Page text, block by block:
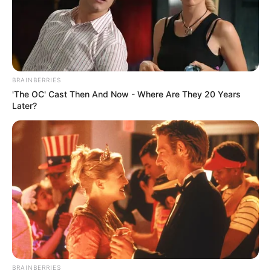
BRAINBERRIES
'The OC' Cast Then And Now - Where Are They 20 Years
Later?
BRAINBERRIES